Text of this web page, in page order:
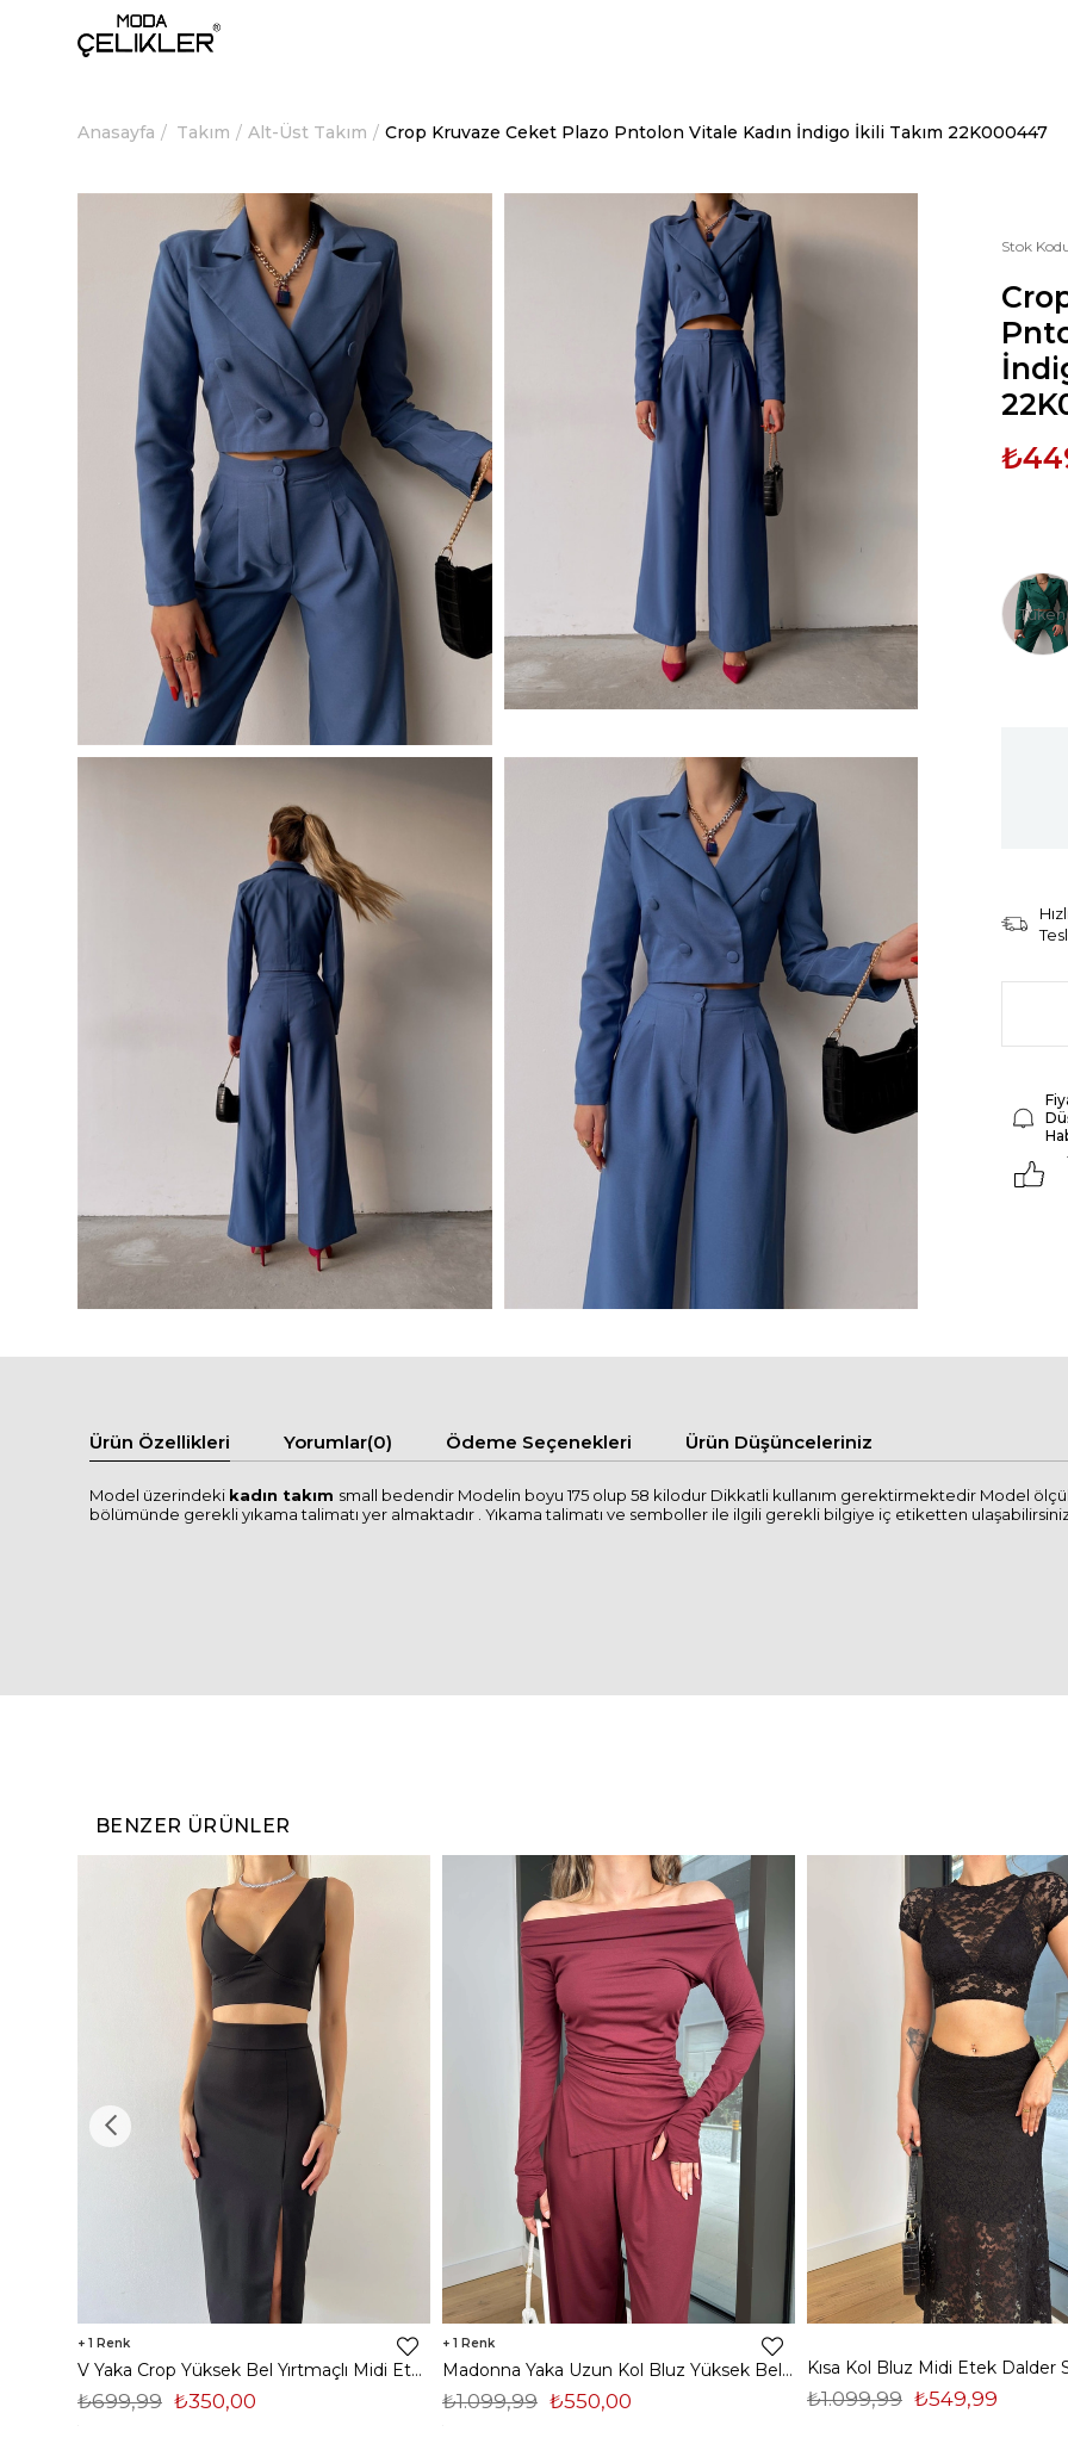
Anasayfa Takım Alt-Üst Takım Crop Kruvaze Ceket Plazo Pntolon Vitale Kadın İndigo İkili Takım 22K000447
Stok
Hızlı
Ürün Özellikleri Yorumlar(0) Ödeme Seçenekleri Ürün Düşünceleriniz
Model üzerindeki kadın takım small bedendir Modelin boyu 175 olup 58 kilodur Dikkatli kullanım gerektirmektedir Model
bölümünde gerekli yıkama talimatı yer almaktadır . Yıkama talimatı ve semboller ile ilgili gerekli bilgiye iç etiketten
BENZER ÜRÜNLER
1
V Yaka Crop Yüksek Bel Yırtmaçlı Midi Etek Duarte Kadın Siyah İkili Takım 23Y000561
₺350,00
₺699,99
1
Madonna Yaka Uzun Kol Bluz Yüksek Bel Bol Paça Pantolon Börd Bordo Kadın Takım 25Y140
₺550,00
₺1.099,99 ₺549,99
₺1.099,99